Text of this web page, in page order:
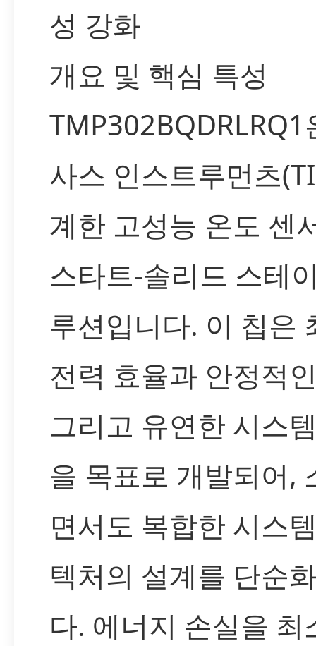
성 강화
개요 및 핵심 특성
TMP302BQDRLRQ1
사스 인스트루먼츠
계한 고성능 온도 센
스타트-솔리드 스테
루션입니다. 이 칩은
전력 효율과 안정적
그리고 유연한 시스
을 목표로 개발되어,
면서도 복합한 시스
텍처의 설계를 단순
다. 에너지 손실을 최